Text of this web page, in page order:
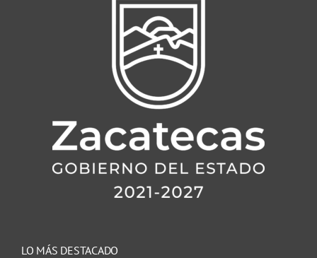
LO MÁS DESTACADO